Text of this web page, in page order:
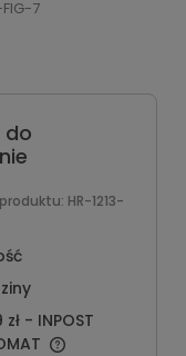
7
do
HR-1213-
zł - INPOST